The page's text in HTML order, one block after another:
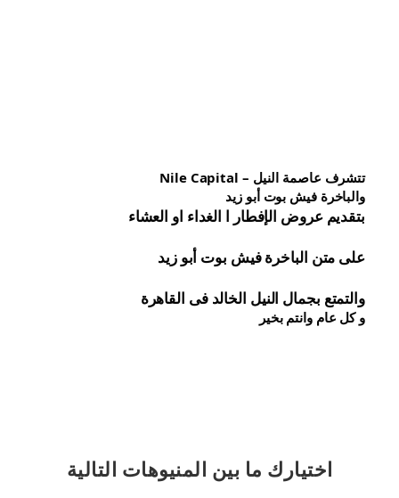
تتشرف عاصمة النيل – Nile Capital
والباخرة فيش بوت أبو زيد
بتقديم عروض الإفطار ا الغداء او العشاء
على متن الباخرة فيش بوت أبو زيد
والتمتع بجمال النيل الخالد فى القاهرة
و كل عام وانتم بخير
اختيارك ما بين المنيوهات التالية